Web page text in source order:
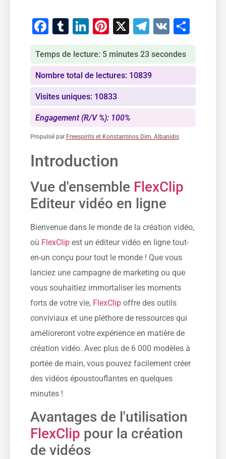
Facebook
Tumblr
LinkedIn
Pinterest
X Telegram
VK
Temps de lecture: 5 minutes 23 secondes
Nombre total de lectures: 10839
Visites uniques: 10833
Engagement (R/V %): 100%
Propulsé par Freespirits et Konstantinos Dim. Albanidis
Introduction
Vue d'ensemble FlexClip
Editeur vidéo en ligne
Bienvenue dans le monde de la création vidéo,
où FlexClip est un éditeur vidéo en ligne tout-
en-un conçu pour tout le monde ! Que vous
lanciez une campagne de marketing ou que
vous souhaitiez immortaliser les moments
forts de votre vie, FlexClip offre des outils
conviviaux et une pléthore de ressources qui
amélioreront votre expérience en matière de
création vidéo. Avec plus de 6 000 modèles à
portée de main, vous pouvez facilement créer
des vidéos époustouflantes en quelques
minutes !
Avantages de l'utilisation
FlexClip pour la création
de vidéos